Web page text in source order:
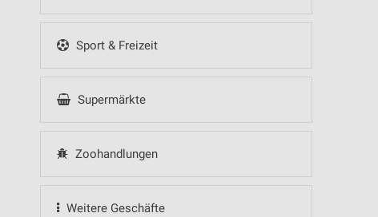
Sport & Freizeit
Supermärkte
Zoohandlungen
Weitere Geschäfte